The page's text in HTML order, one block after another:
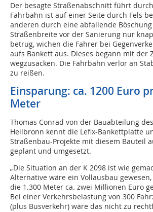
Der besagte Straßenabschnitt führt
Fahrbahn ist auf einer Seite durch Fels
anderen durch eine abfallende Böschung
Straßenbreite vor der Sanierung nur
betrug, wichen die Fahrer bei
aufs Bankett aus. Dieses begann mit der
wegzusacken. Die Fahrbahn verlor an
zu reißen.
Einsparung: ca. 1200 Euro
Meter
Thomas Conrad von der Bauabteilung
Heilbronn kennt die Lefix-Bankettplatte
Straßenbau-Projekte mit diesem Bauteil
geplant und umgesetzt.
„Die Situation an der K 2098 ist wie
Alternative wäre ein Vollausbau
die 1.300 Meter ca. zwei Millionen Euro
Bei einer Verkehrsbelastung von 300
(plus Busverkehr) wäre das nicht zu